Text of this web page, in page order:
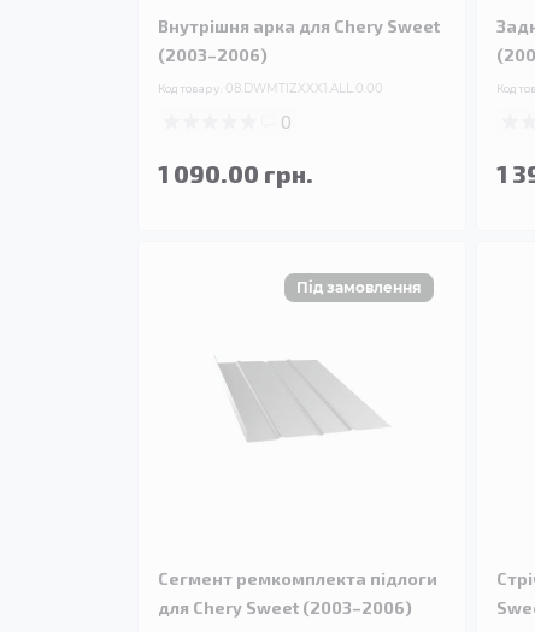
Внутрішня арка для Chery Sweet
(2003–2006)
Код товару: 08.DWMTIZXXX1.ALL.0.00
0
1 090.00 грн.
Код
1
Сегмент ремкомплекта підлоги
для Chery Sweet (2003–2006)